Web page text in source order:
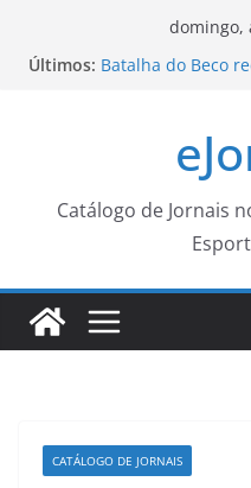
domingo,
Últimos: Batalha do Beco
a cuidar da
Moraes nega
filhos no Dia dos
Paulistanos
contra sarampo
Aos 96 anos,
Catálogo de Jornais
CATÁLOGO DE JORNAIS